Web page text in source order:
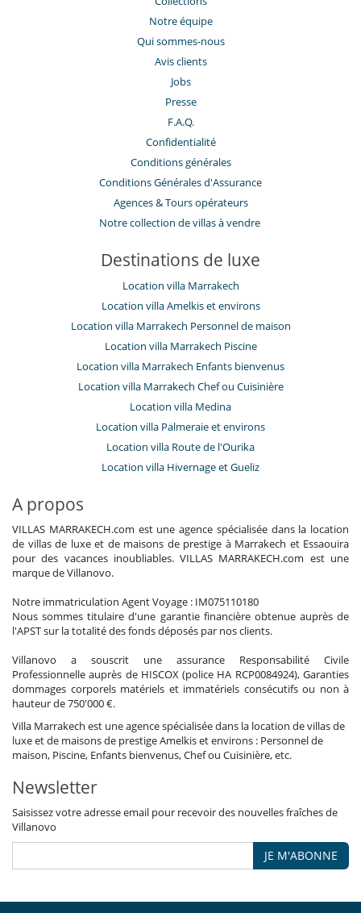
Notre équipe
Qui sommes-nous
Avis clients
Jobs
Presse
F.A.Q.
Confidentialité
Conditions générales
Conditions Générales d'Assurance
​Agences & Tours opérateurs
Notre collection de villas à vendre
Destinations de luxe
Location villa Marrakech
Location villa Amelkis et environs
Location villa Marrakech Personnel de maison
Location villa Marrakech Piscine
Location villa Marrakech Enfants bienvenus
Location villa Marrakech Chef ou Cuisinière
Location villa Medina
Location villa Palmeraie et environs
Location villa Route de l'Ourika
Location villa Hivernage et Gueliz
A propos
VILLAS MARRAKECH.com est une agence spécialisée dans la location
de villas de luxe et de maisons de prestige à Marrakech et Essaouira
pour des vacances inoubliables. VILLAS MARRAKECH.com est une
marque de Villanovo.
Notre immatriculation Agent Voyage : IM075110180
Nous sommes titulaire d'une garantie financière obtenue auprès de
l'APST sur la totalité des fonds déposés par nos clients.
Villanovo a souscrit une assurance Responsabilité Civile
Professionnelle auprès de HISCOX (police HA RCP0084924), Garanties
dommages corporels matériels et immatériels consécutifs ou non à
hauteur de 750'000 €.
Villa Marrakech est une agence spécialisée dans la location de villas de
luxe et de maisons de prestige Amelkis et environs : Personnel de
maison, Piscine, Enfants bienvenus, Chef ou Cuisinière, etc.
Newsletter
Saisissez votre adresse email pour recevoir des nouvelles fraîches de
Villanovo
JE M'ABONNE